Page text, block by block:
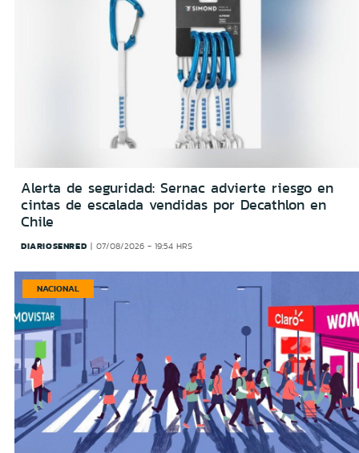
Alerta de seguridad: Sernac advierte riesgo en
cintas de escalada vendidas por Decathlon en
Chile
DIARIOSENRED 07/08/2026 - 19:54 HRS
NACIONAL